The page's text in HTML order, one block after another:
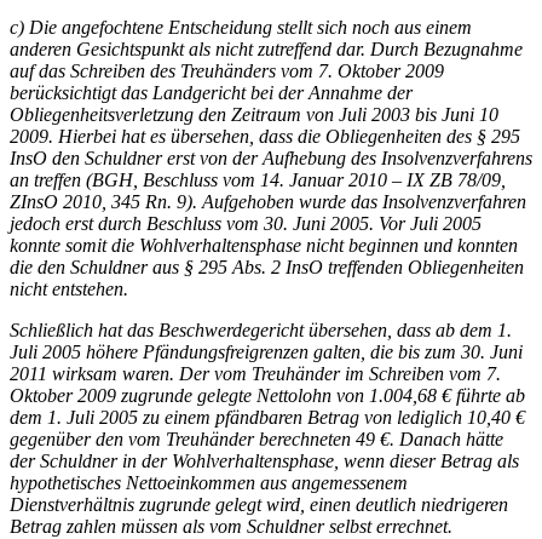
c) Die angefochtene Entscheidung stellt sich noch aus einem
anderen Gesichtspunkt als nicht zutreffend dar. Durch Bezugnahme
auf das Schreiben des Treuhänders vom 7. Oktober 2009
berücksichtigt das Landgericht bei der Annahme der
Obliegenheitsverletzung den Zeitraum von Juli 2003 bis Juni 10
2009. Hierbei hat es übersehen, dass die Obliegenheiten des § 295
InsO den Schuldner erst von der Aufhebung des Insolvenzverfahrens
an treffen (BGH, Beschluss vom 14. Januar 2010 – IX ZB 78/09,
ZInsO 2010, 345 Rn. 9). Aufgehoben wurde das Insolvenzverfahren
jedoch erst durch Beschluss vom 30. Juni 2005. Vor Juli 2005
konnte somit die Wohlverhaltensphase nicht beginnen und konnten
die den Schuldner aus § 295 Abs. 2 InsO treffenden Obliegenheiten
nicht entstehen.
Schließlich hat das Beschwerdegericht übersehen, dass ab dem 1.
Juli 2005 höhere Pfändungsfreigrenzen galten, die bis zum 30. Juni
2011 wirksam waren. Der vom Treuhänder im Schreiben vom 7.
Oktober 2009 zugrunde gelegte Nettolohn von 1.004,68 € führte ab
dem 1. Juli 2005 zu einem pfändbaren Betrag von lediglich 10,40 €
gegenüber den vom Treuhänder berechneten 49 €. Danach hätte
der Schuldner in der Wohlverhaltensphase, wenn dieser Betrag als
hypothetisches Nettoeinkommen aus angemessenem
Dienstverhältnis zugrunde gelegt wird, einen deutlich niedrigeren
Betrag zahlen müssen als vom Schuldner selbst errechnet.